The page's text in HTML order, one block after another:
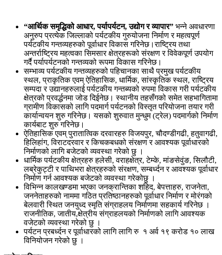
“आर्थिक समृद्धिको आधार,पर्यापर्यटन,उद्योग र व्यापार” भन्ने अवधारणा
अनुरुप प्रत्येक जिल्लाको पर्यटकीय गुरुयोजना निर्माण र महत्वपूर्ण
पर्यटकीय गन्तव्यहरुको पूर्वाधार विकास गरिनेछ।राष्ट्रिय तथा
अन्तर्राष्ट्रिय महत्वका सिमसार क्षेत्रहरूको संरक्षण र विवेकपूर्ण उपयोग
गर्दै पर्यापर्यटनको गन्तव्यको रूपमा विकास गरिनेछ।
सम्भाव्य पर्यटकीय गन्तव्यहरुको पहिचानका साथै प्रमुख पर्यटकीय
स्थल, प्राकृतिक एवम् ऐतिहासिक, धार्मिक, सांस्कृतिक स्थल, राष्ट्रिय
सम्पदा र उद्यानहरुलाई पर्यटकीय गन्तब्यको रुपमा विकास गरी पर्यटकीय
क्षेत्रको प्रवर्द्धनमा जोड दिईनेछ। स्थानीय तहसँगको समेत सहभागितामा
ग्रामीण विकासको लागि पदमार्ग पर्यटनको विस्तृत परियोजना तयार गरी
कार्यान्वयन शुरु गरिनेछ। यसको शुरुवात मुन्धुम (ट्रेल) पदमार्गको निर्माण
कार्यबाट शुरु गरिनेछ।
ऐतिहासिक एवम् पुरातात्विक दरवारहरु विजयपुर, चौदण्डीगढी, हतुवागढी,
हिलिहांग, विराटदरवार र किचकबधको संरक्षण र आवश्यक पूर्वाधारको
निर्माणको लागि बजेटको व्यवस्था गरेको छु ।
धार्मिक पर्यटकीय क्षेत्रहरु हलेसी, वराहक्षेत्र, टेम्के, मांङसेवुंङ, सिलौटी,
लब्रेकुट्टी र पाथिभरा क्षेत्रहरुको संरक्षण, सम्बर्ध्दन र आवश्यक पूर्वाधार
निर्माण गर्न आवश्यक बजेटको व्यवस्था गरेकोछु ।
विभिन्न कालखण्डमा भएका जनक्रान्तिका शहिद, बेपत्ताहरु, राजनेता,
जननेताहरुको नाममा गठित प्रतिष्ठानहरुको पूर्वाधार निर्माण र मोरंगको
बेलवारी स्थित जनयुध्द स्मृति संग्राहलय निर्माणमा सहकार्य गरिनेछ ।
राजनीतिक, जातीय,क्षेत्रीय संग्राहलयको निर्माणको लागि आवश्यक
वजेटको व्यवस्था गरेको छु ।
पर्यटन प्रबर्ध्दन र पूर्वाधारको लागि लागि रु १ अर्व १९ करोड १० लाख
विनियोजन गरेको छु ।